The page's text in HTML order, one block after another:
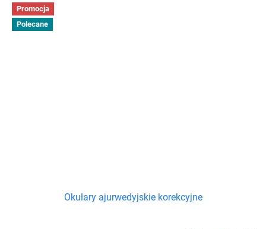
Promocja
Polecane
Okulary ajurwedyjskie korekcyjne